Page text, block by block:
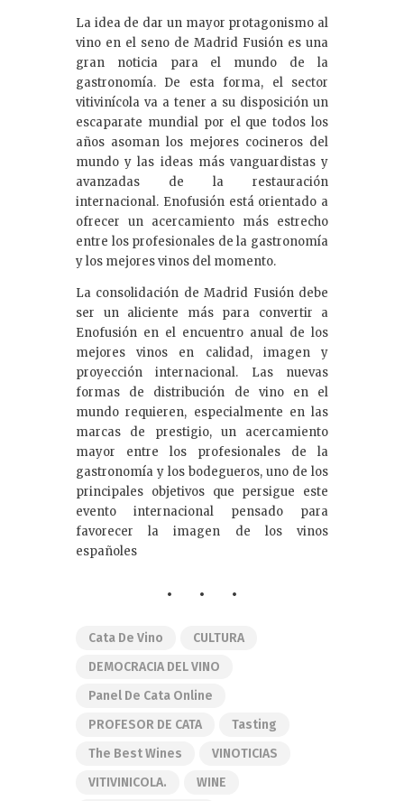
La idea de dar un mayor protagonismo al
vino en el seno de Madrid Fusión es una
gran noticia para el mundo de la
gastronomía. De esta forma, el sector
vitivinícola va a tener a su disposición un
escaparate mundial por el que todos los
años asoman los mejores cocineros del
mundo y las ideas más vanguardistas y
avanzadas de la restauración
internacional. Enofusión está orientado a
ofrecer un acercamiento más estrecho
entre los profesionales de la gastronomía
y los mejores vinos del momento.
La consolidación de Madrid Fusión debe
ser un aliciente más para convertir a
Enofusión en el encuentro anual de los
mejores vinos en calidad, imagen y
proyección internacional. Las nuevas
formas de distribución de vino en el
mundo requieren, especialmente en las
marcas de prestigio, un acercamiento
mayor entre los profesionales de la
gastronomía y los bodegueros, uno de los
principales objetivos que persigue este
evento internacional pensado para
favorecer la imagen de los vinos
españoles
Cata De Vino
CULTURA
DEMOCRACIA DEL VINO
Panel De Cata Online
PROFESOR DE CATA
Tasting
The Best Wines
VINOTICIAS
VITIVINICOLA.
WINE